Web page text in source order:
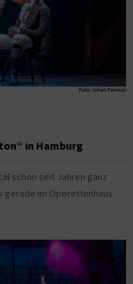
in Hamburg
schon seit Jahren ganz
gerade im Operettenhaus